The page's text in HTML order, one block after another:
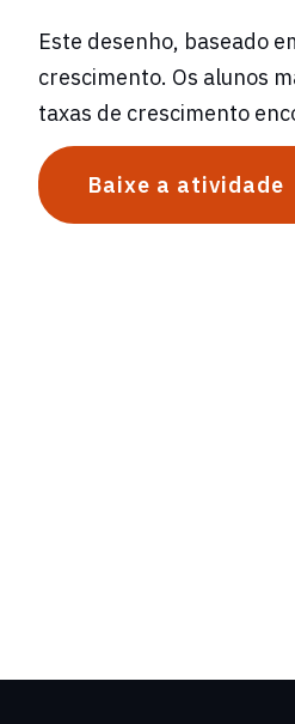
Este desenho, baseado
crescimento. Os alunos
taxas de crescimento
Baixe a atividade